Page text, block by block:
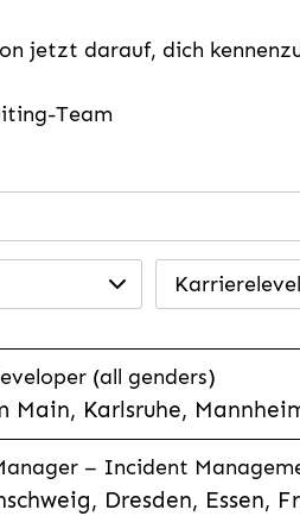
jetzt darauf, dich
Team
Karrierelevel
(all genders)
Main, Karlsruhe,
– Incident
Dresden, Essen,